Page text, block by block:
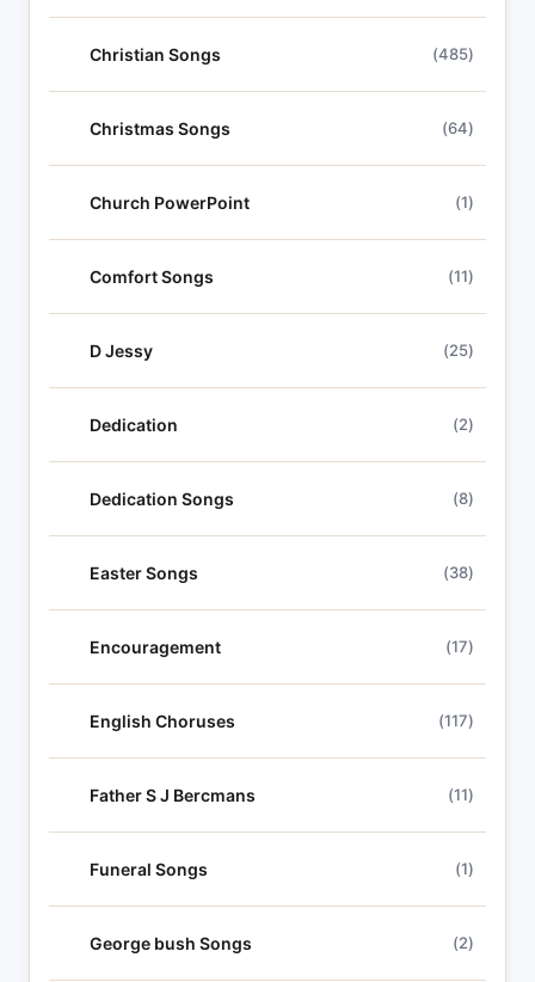
Christian Songs (485)
Christmas Songs (64)
Church PowerPoint (1)
Comfort Songs (11)
D Jessy (25)
Dedication (2)
Dedication Songs (8)
Easter Songs (38)
Encouragement (17)
English Choruses (117)
Father S J Bercmans (11)
Funeral Songs (1)
George bush Songs (2)